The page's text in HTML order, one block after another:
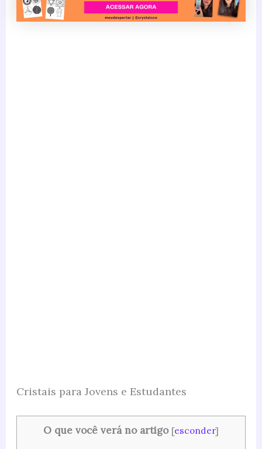
Cristais para Jovens e Estudantes
O que você verá no artigo [esconder]